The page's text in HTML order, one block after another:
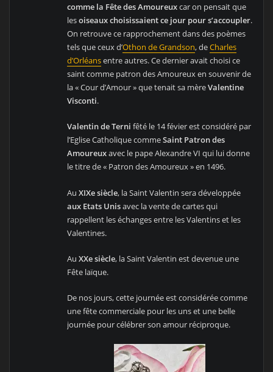
comme la Fête des Amoureuxcar on pensait que
lesoiseaux choisissaient ce jour pour s’accoupler.
On retrouve ce rapprochement dans des poèmes
tels que ceux d’Othon de Grandson, deCharles
d’Orléansentre autres. Ce dernier avait choisi ce
saint comme patron des Amoureux en souvenir de
la « Cour d’Amour » que tenait sa mèreValentine
Visconti.
Valentin de Terni fêté le 14 févier est considéré par
l’Eglise Catholique commeSaint Patron des
Amoureuxavec le pape Alexandre VI qui lui donne
le titre de « Patron des Amoureux » en 1496.
AuXIXe siècle, la Saint Valentin sera développée
aux Etats Unisavec la vente de cartes qui
rappellent les échanges entre les Valentins et les
Valentines.
AuXXe siècle, la Saint Valentin est devenue une
Fête laïque.
De nos jours, cette journée est considérée comme
une fête commerciale pour les uns et une belle
journée pour célébrer son amour réciproque.